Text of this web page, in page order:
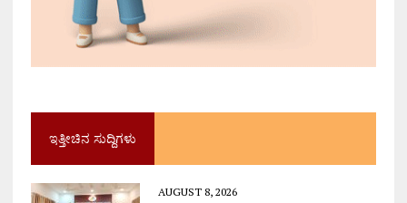
ಇತ್ತೀಚಿನ ಸುದ್ದಿಗಳು
AUGUST 8, 2026